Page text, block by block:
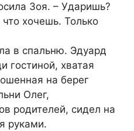
Зоя. – Ударишь?
хочешь. Только
в спальню. Эдуард
гостиной, хватая
на берег
Олег,
родителей, сидел на
руками.